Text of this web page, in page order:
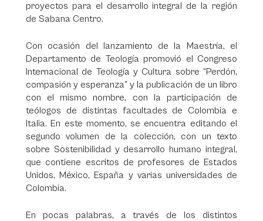
proyectos para el desarrollo integral de la región
de Sabana Centro.
Con ocasión del lanzamiento de la Maestría, el
Departamento de Teología promovió el Congreso
Internacional de Teología y Cultura sobre “Perdón,
compasión y esperanza” y la publicación de un libro
con el mismo nombre, con la participación de
teólogos de distintas facultades de Colombia e
Italia. En este momento, se encuentra editando el
segundo volumen de la colección, con un texto
sobre Sostenibilidad y desarrollo humano integral,
que contiene escritos de profesores de Estados
Unidos, México, España y varias universidades de
Colombia.
En pocas palabras, a través de los distintos